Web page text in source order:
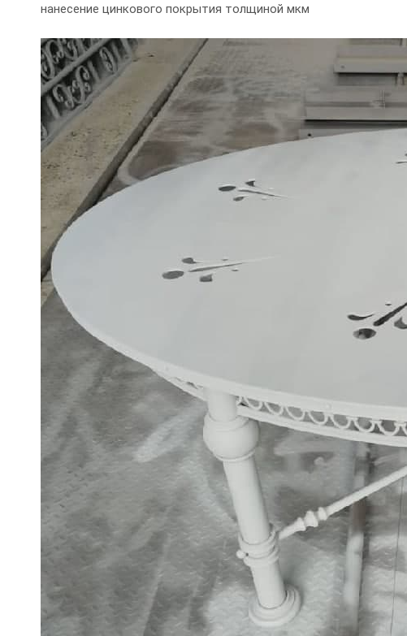
нанесение цинкового покрытия толщиной мкм